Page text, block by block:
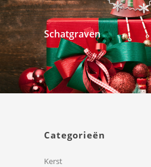
Schatgraven
Categorieën
Kerst